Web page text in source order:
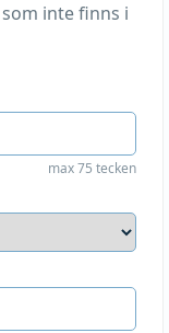
inte finns i
max 75 tecken